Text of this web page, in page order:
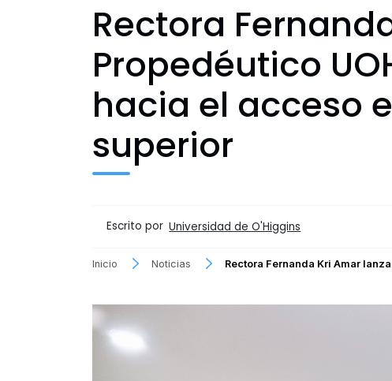
Rectora
Propedéutico
hacia el acceso
superior
Escrito por Universidad de O'Higgins
Inicio Noticias Rectora Fernanda Kri Amar